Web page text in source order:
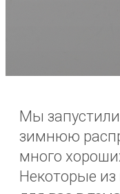
Мы
зимнюю
много
Некоторые